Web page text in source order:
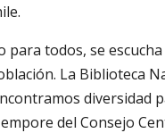
todos, se
La Biblioteca
diversidad
del Consejo